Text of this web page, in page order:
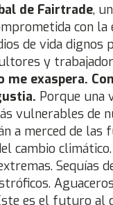
de Fairtrade,
con la
de vida dignos
y
me exaspera.
Porque una
vulnerables de
a merced de las
cambio climático.
Sequías
Aguaceros
es el futuro al